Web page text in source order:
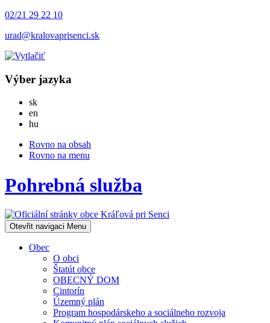
02/21 29 22 10
urad@kralovaprisenci.sk
Výber jazyka
skSlovensky
en
hu
Rovno na obsah
Rovno na menu
Pohrebná služba
Otevřit navigaci Menu
Obec
O obci
Štatút obce
OBECNÝ DOM
Cintorín
Územný plán
Program hospodárskeho a sociálneho rozvoja